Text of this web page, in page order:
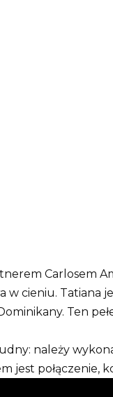
Carlosem
w cieniu. Tatiana
Ten
należy
jest połączenie,